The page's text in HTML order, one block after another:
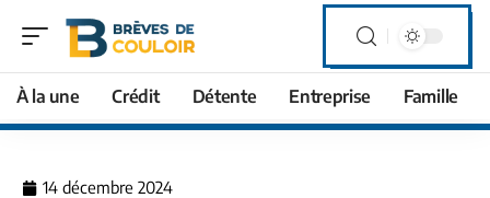
À la une Crédit Détente Entreprise Famille
14 décembre 2024